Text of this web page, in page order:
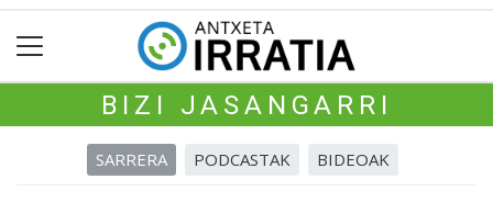
BIZI JASANGARRI
SARRERA PODCASTAK BIDEOAK